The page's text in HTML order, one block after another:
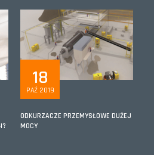
18
PAŹ 2019
ODKURZACZE PRZEMYSŁOWE DUŻEJ
MOCY